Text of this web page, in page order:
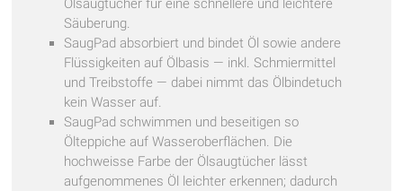
Ölsaugtücher für eine schnellere und leichtere
Säuberung.
SaugPad absorbiert und bindet Öl sowie andere
Flüssigkeiten auf Ölbasis — inkl. Schmiermittel
und Treibstoffe — dabei nimmt das Ölbindetuch
kein Wasser auf.
SaugPad schwimmen und beseitigen so
Ölteppiche auf Wasseroberflächen. Die
hochweisse Farbe der Ölsaugtücher lässt
aufgenommenes Öl leichter erkennen; dadurch